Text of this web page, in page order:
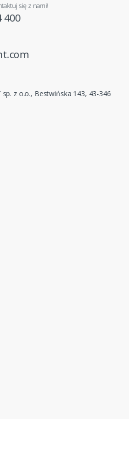
się z nami!
400
z o.o., Bestwińska 143, 43-346